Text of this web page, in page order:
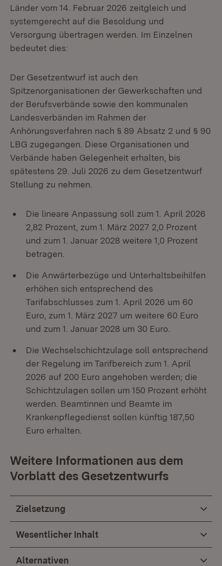
Länder vom 14. Februar 2026 zeitgleich und
systemgerecht auf die Besoldung und
Versorgung übertragen werden. Im Einzelnen
bedeutet dies:
Der Gesetzentwurf ist auch den
Spitzenorganisationen der Gewerkschaften und
der Berufsverbände sowie den kommunalen
Landesverbänden im Rahmen der
Anhörungsverfahren nach § 89 Absatz 2 und § 90
LBG zugegangen. Diese Organisationen und
Verbände haben Gelegenheit erhalten, bis
spätestens 29. Juli 2026 zu dem Gesetzentwurf
Stellung zu nehmen.
Die lineare Anpassung soll zum 1. April 2026
2,82 Prozent, zum 1. März 2027 2,0 Prozent
und zum 1. Januar 2028 weitere 1,0 Prozent
betragen.
Die Anwärterbezüge und Unterhaltsbeihilfen
erhöhen sich entsprechend des
Tarifabschlusses zum 1. April 2026 um 60
Euro, zum 1. März 2027 um weitere 60 Euro
und zum 1. Januar 2028 um 30 Euro.
Die Wechselschichtzulage soll entsprechend
der Regelung im Tarifbereich zum 1. April
2026 auf 200 Euro angehoben werden; die
Schichtzulagen sollen um 150 Prozent erhöht
werden. Beamtinnen und Beamte im
Krankenpflegedienst sollen künftig 187,50
Euro erhalten.
Weitere Informationen aus dem
Vorblatt des Gesetzentwurfs
Zielsetzung
Wesentlicher Inhalt
Alternativen